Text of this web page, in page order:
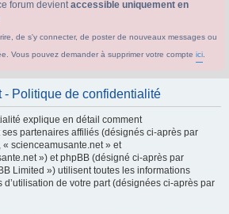
forum devientaccessible uniquement en
de s'y connecter, de poster de nouveaux messages ou
Vous pouvez demander à supprimer votre compte ici
- Politique de confidentialité
explique en détail comment
partenaires affiliés (désignés ci-après par
scienceamusante.net » et
») et phpBB (désigné ci-après par
Limited ») utilisent toutes les informations
de votre part (désignées ci-après par